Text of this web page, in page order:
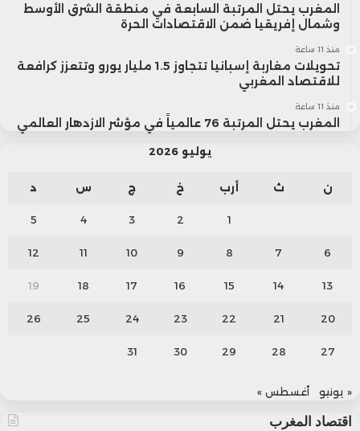
المغرب يحتل المرتبة السابعة في منطقة الشرق الأوسط
وشمال إفريقيا ضمن الاقتصادات الحرة
منذ 11 ساعة
تحويلات مغاربة إسبانيا تتجاوز 1.5 مليار يورو وتتعزز كرافعة
للاقتصاد المغربي
منذ 11 ساعة
المغرب يحتل المرتبة 76 عالمياً في مؤشر الازدهار العالمي
يوليو 2026
ن ث أرب خ ج س د
1
2
3
4
5
6
7
8
9
10
11
12
13
14
15
16
17
18
19
20
21
22
23
24
25
26
27
28
29
30
31
« يونيو أغسطس »
اقتصاد المغرب